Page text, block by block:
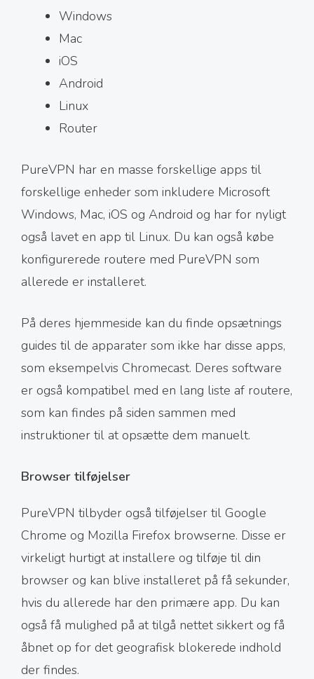
Windows
Mac
iOS
Android
Linux
Router
PureVPN har en masse forskellige apps til
forskellige enheder som inkludere Microsoft
Windows, Mac, iOS og Android og har for nyligt
også lavet en app til Linux. Du kan også købe
konfigurerede routere med PureVPN som
allerede er installeret.
På deres hjemmeside kan du finde opsætnings
guides til de apparater som ikke har disse apps,
som eksempelvis Chromecast. Deres software
er også kompatibel med en lang liste af routere,
som kan findes på siden sammen med
instruktioner til at opsætte dem manuelt.
Browser tilføjelser
PureVPN tilbyder også tilføjelser til Google
Chrome og Mozilla Firefox browserne. Disse er
virkeligt hurtigt at installere og tilføje til din
browser og kan blive installeret på få sekunder,
hvis du allerede har den primære app. Du kan
også få mulighed på at tilgå nettet sikkert og få
åbnet op for det geografisk blokerede indhold
der findes.